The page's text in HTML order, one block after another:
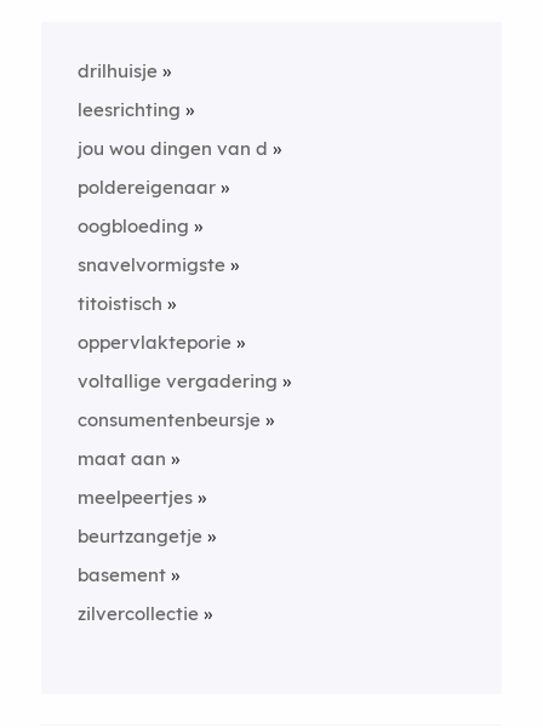
drilhuisje
leesrichting
jou wou dingen van d
poldereigenaar
oogbloeding
snavelvormigste
titoistisch
oppervlakteporie
voltallige vergadering
consumentenbeursje
maat aan
meelpeertjes
beurtzangetje
basement
zilvercollectie